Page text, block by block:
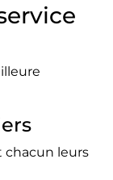
chacun leurs